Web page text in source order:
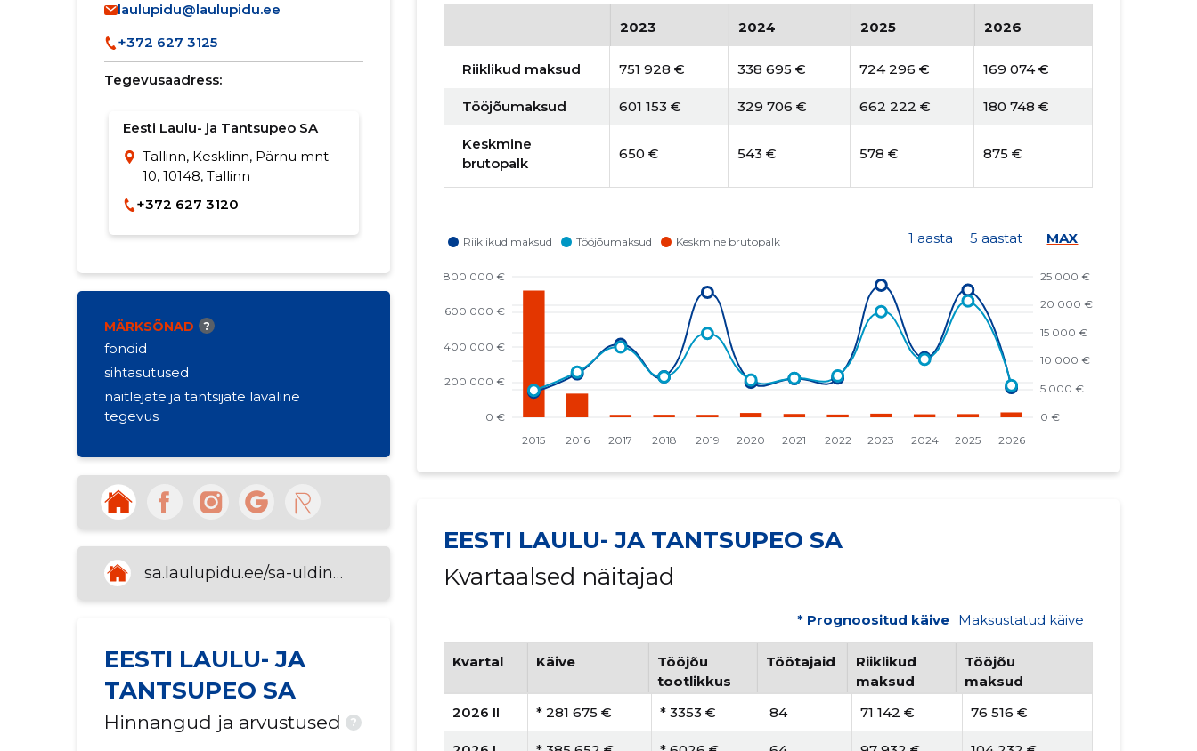
laulupidu@laulupidu.ee
+372 627 3125
Tegevusaadress:
Eesti Laulu- ja Tantsupeo SA
Tallinn, Kesklinn, Pärnu mnt
10, 10148, Tallinn
+372 627 3120
MÄRKSÕNAD ?
fondid
sihtasutused
näitlejate ja tantsijate lavaline
tegevus
sa.laulupidu.ee/sa-uldinfo
EESTI LAULU- JA
TANTSUPEO SA
Hinnangud ja arvustused ?
2023 2024 2025 2026
Riiklikud maksud 751 928 € 338 695 € 724 296 € 169 074 €
Tööjõumaksud 601 153 € 329 706 € 662 222 € 180 748 €
Keskmine
brutopalk
650 € 543 € 578 € 875 €
1 aasta 5 aastat MAX
EESTI LAULU- JA TANTSUPEO SA
Kvartaalsed näitajad
* Prognoositud käive Maksustatud käive
Kvartal Käive
Tööjõu
tootlikkus
Töötajaid
Riiklikud
maksud
Tööjõu
maksud
2026 II
* 281 675 € * 3353 € 84 71 142 € 76 516 €